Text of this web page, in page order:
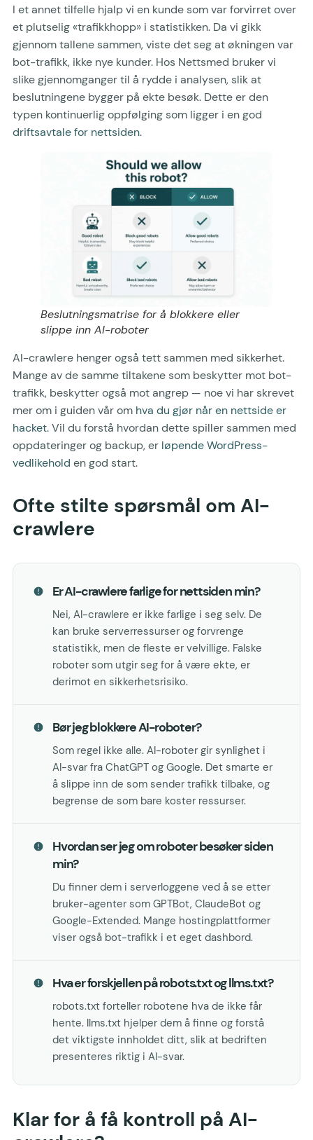
I et annet tilfelle hjalp vi en kunde som var forvirret over
et plutselig «trafikkhopp» i statistikken. Da vi gikk
gjennom tallene sammen, viste det seg at økningen var
bot-trafikk, ikke nye kunder. Hos Nettsmed bruker vi
slike gjennomganger til å rydde i analysen, slik at
beslutningene bygger på ekte besøk. Dette er den
typen kontinuerlig oppfølging som ligger i en god
driftsavtale for nettsiden.
Beslutningsmatrise for å blokkere eller
slippe inn AI-roboter
AI-crawlere henger også tett sammen med sikkerhet.
Mange av de samme tiltakene som beskytter mot bot-
trafikk, beskytter også mot angrep — noe vi har skrevet
mer om i guiden vår om hva du gjør når en nettside er
hacket. Vil du forstå hvordan dette spiller sammen med
oppdateringer og backup, er løpende WordPress-
vedlikehold en god start.
Ofte stilte spørsmål om AI-
crawlere
Er AI-crawlere farlige for nettsiden min?
Nei, AI-crawlere er ikke farlige i seg selv. De
kan bruke serverressurser og forvrenge
statistikk, men de fleste er velvillige. Falske
roboter som utgir seg for å være ekte, er
derimot en sikkerhetsrisiko.
Bør jeg blokkere AI-roboter?
Som regel ikke alle. AI-roboter gir synlighet i
AI-svar fra ChatGPT og Google. Det smarte er
å slippe inn de som sender trafikk tilbake, og
begrense de som bare koster ressurser.
Hvordan ser jeg om roboter besøker siden
min?
Du finner dem i serverloggene ved å se etter
bruker-agenter som GPTBot, ClaudeBot og
Google-Extended. Mange hostingplattformer
viser også bot-trafikk i et eget dashbord.
Hva er forskjellen på robots.txt og llms.txt?
robots.txt forteller robotene hva de ikke får
hente. llms.txt hjelper dem å finne og forstå
det viktigste innholdet ditt, slik at bedriften
presenteres riktig i AI-svar.
Klar for å få kontroll på AI-